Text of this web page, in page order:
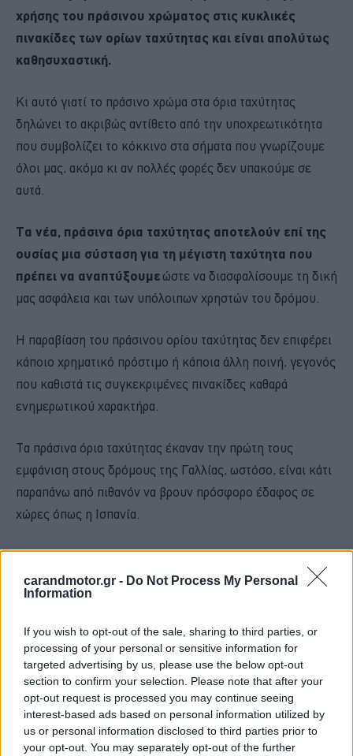
carandmotor.gr - Do Not Process My Personal
Information
If you wish to opt-out of the sale, sharing to third parties, or
processing of your personal or sensitive information for
targeted advertising by us, please use the below opt-out
section to confirm your selection. Please note that after your
opt-out request is processed you may continue seeing
interest-based ads based on personal information utilized by
us or personal information disclosed to third parties prior to
your opt-out. You may separately opt-out of the further
χρήσης του πράσινου χρώματος στις κυκλικές
πινακίδες των ορίων ταχύτητας και είναι απολύτως
καθησυχαστική.
Κι αυτό γιατί το πράσινο χρώμα στα όρια ταχύτητας
δηλώνει το ακριβώς αντίθετο από την υποχρεωτικότητα
που συμβολίζει το κόκκινο στα σήματα που γνωρίζουμε
όλοι μας, ακόμα κι αν πολλές φορές δεν υπακούμε σε
αυτά.
Τα νέα, πράσινα όρια ταχύτητας αποτελούν επί της
ουσίας μια σύσταση για τη μέγιστη ταχύτητα που
πρέπει να αναπτύξουμε ώστε να διασφαλίσουμε τη δική
μας ασφάλεια και των υπόλοιπων χρηστών του δρόμου.
Η παραβίαση του πράσινου ορίου ταχύτητας δεν επιφέρει
κάποιο χρηματικό πρόστιμο ή κάποια άλλη ποινή, γεγονός
που καθιστά τις συγκεκριμένες πινακίδες καθαρά
ενημερωτικού χαρακτήρα.
Τα πράσινα όρια ταχύτητας έκαναν την πρώτη τους
εμφάνιση στους δρόμους της Γαλλίας, ωστόσο, είναι κάτι
παραπάνω από πιθανόν να βρουν πρόσφορο έδαφος σε
χώρες όπως η Ισπανία.